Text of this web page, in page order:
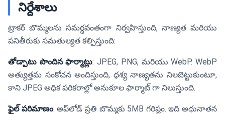
నిర్దేశాలు
ట్రాకర్ బొమ్మలను సమర్ధవంతంగా నిర్వహిస్తుంది, నాణ్యత మరియు
పనితీరుకు సమతుల్యత కల్పిస్తుంది:
తోడ్పాటు పొందిన ఫార్మాట్లు: JPEG, PNG, మరియు WebP. WebP
అత్యుత్తమ సంకోచన అందిస్తుంది, దृశ్య నాణ్యతను నిలబెట్టుకుంటూ,
కాని JPEG అధిక పరికరాల్లో అనుకూల ఫార్మాట్ గా నిలుస్తుంది.
ఫైల్ పరిమాణం: అప్‌లోడ్ ప్రతి బొమ్మకు 5MB గరిష్ఠం. ఇది అధునాతన